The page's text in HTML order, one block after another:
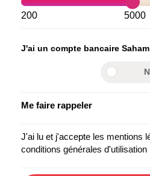
200 5000
J'ai un compte bancaire
Me faire rappeler
J'ai lu et j'accepte les mentions
conditions générales d'utilisation